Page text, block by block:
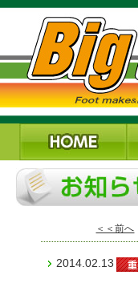
＜＜前へ
2014.02.13